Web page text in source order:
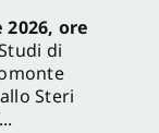
ore
di
Steri